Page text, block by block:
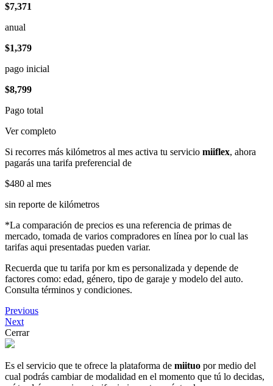
$7,371
anual
$1,379
pago inicial
$8,799
Pago total
Ver completo
Si recorres más kilómetros al mes activa tu servicio miiflex, ahora
pagarás una tarifa preferencial de
$480 al mes
sin reporte de kilómetros
*La comparación de precios es una referencia de primas de
mercado, tomada de varios compradores en línea por lo cual las
tarifas aqui presentadas pueden variar.
Recuerda que tu tarifa por km es personalizada y depende de
factores como: edad, género, tipo de garaje y modelo del auto.
Consulta términos y condiciones.
Previous
Next
Cerrar
Es el servicio que te ofrece la plataforma de miituo por medio del
cual podrás cambiar de modalidad en el momento que tú lo decidas,